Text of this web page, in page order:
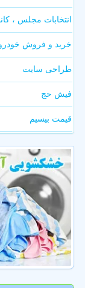
انتخابات مجلس ،
خرید و فروش
طراحی سایت
فیش حج
قیمت بیسیم